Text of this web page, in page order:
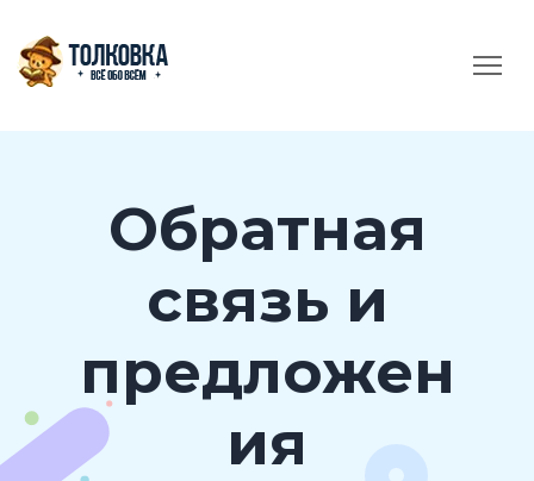
Обратная
связь и
предложен
ия